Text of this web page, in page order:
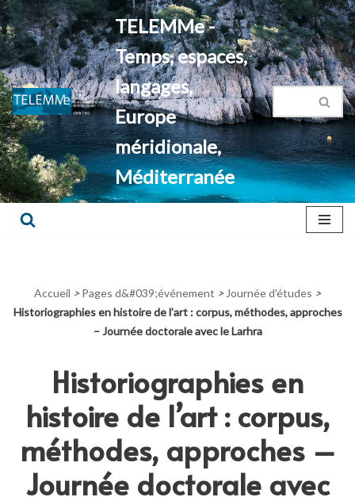
Aller
au
contenu
TELEMMe -
Temps, espaces,
langages,
Europe
méridionale,
Méditerranée
Accueil > Pages d&#039;événement > Journée d'études >
Historiographies en histoire de l’art : corpus, méthodes, approches
– Journée doctorale avec le Larhra
Historiographies en
histoire de l’art : corpus,
méthodes, approches –
Journée doctorale avec